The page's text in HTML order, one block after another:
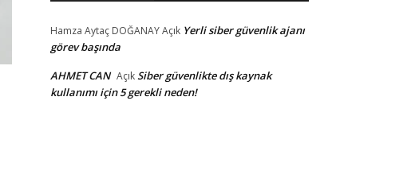
Hamza Aytaç DOĞANAYAçık Yerli siber güvenlik ajanı
görev başında
AHMET CAN AçıkSiber güvenlikte dış kaynak
kullanımı için 5 gerekli neden!